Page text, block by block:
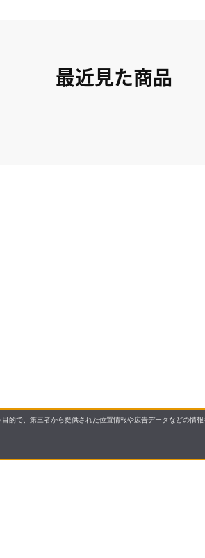
最近見た商品
的で、第三者から提供された位置情報や広告データなどの情